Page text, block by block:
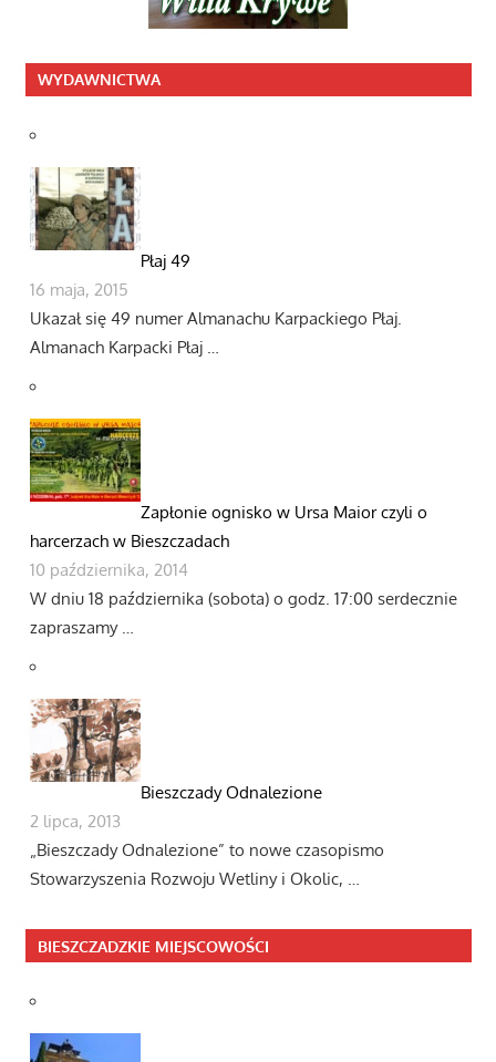
WYDAWNICTWA
Płaj 49
16 maja, 2015
Ukazał się 49 numer Almanachu Karpackiego Płaj.
Almanach Karpacki Płaj …
Zapłonie ognisko w Ursa Maior czyli o
harcerzach w Bieszczadach
10 października, 2014
W dniu 18 października (sobota) o godz. 17:00 serdecznie
zapraszamy …
Bieszczady Odnalezione
2 lipca, 2013
„Bieszczady Odnalezione” to nowe czasopismo
Stowarzyszenia Rozwoju Wetliny i Okolic, …
BIESZCZADZKIE MIEJSCOWOŚCI